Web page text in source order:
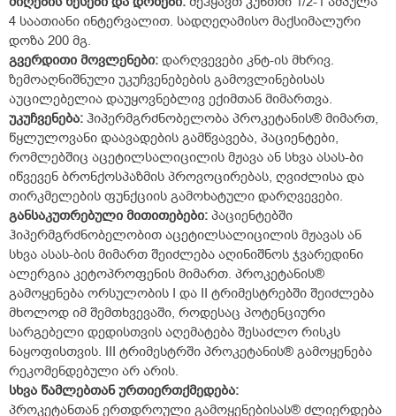
4 საათიანი ინტერვალით. სადღეღამისო მაქსიმალური
დოზა 200 მგ.
გვერდითი მოვლენები: დარღვევები კნტ-ის მხრივ.
ზემოაღნიშნული უკუჩვენებების გამოვლინებისას
აუცილებელია დაუყოვნებლივ ექიმთან მიმართვა.
უკუჩვენება: ჰიპერმგრძნობელობა პროკეტანის® მიმართ,
წყლულოვანი დაავადების გამწვავება, პაციენტები,
რომლებშიც აცეტილსალიცილის მჟავა ან სხვა ასას-ბი
იწვევენ ბრონქოსპაზმის პროვოცირებას, ღვიძლისა და
თირკმელების ფუნქციის გამოხატული დარღვევები.
განსაკუთრებული მითითებები: პაციენტებში
ჰიპერმგრძნობელობით აცეტილსალიცილის მჟავას ან
სხვა ასას-ბის მიმართ შეიძლება აღინიშნოს ჯვარედინი
ალერგია კეტოპროფენის მიმართ. პროკეტანის®
გამოყენება ორსულობის I და II ტრიმესტრებში შეიძლება
მხოლოდ იმ შემთხვევაში, როდესაც პოტენციური
სარგებელი დედისთვის აღემატება შესაძლო რისკს
ნაყოფისთვის. III ტრიმესტრში პროკეტანის® გამოყენება
რეკომენდებული არ არის.
სხვა წამლებთან ურთიერთქმედება:
პროკეტანთან ერთდროული გამოყენებისას® ძლიერდება